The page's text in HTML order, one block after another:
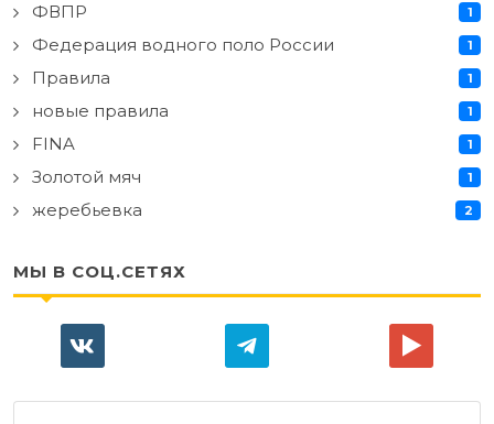
ФВПР 1
Федерация водного поло России 1
Правила 1
новые правила 1
FINA 1
Золотой мяч 1
жеребьевка 2
МЫ В СОЦ.СЕТЯХ